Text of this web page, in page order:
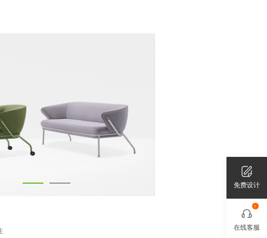
免费设计
1
在线客服